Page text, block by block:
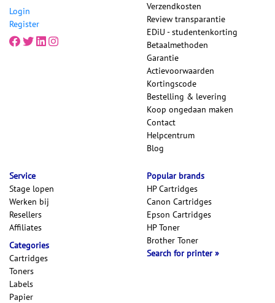
Login
Register
Verzendkosten
Review transparantie
EDiU - studentenkorting
Betaalmethoden
Garantie
Actievoorwaarden
Kortingscode
Bestelling & levering
Koop ongedaan maken
Contact
Helpcentrum
Blog
Service
Stage lopen
Werken bij
Resellers
Affiliates
Categories
Cartridges
Toners
Labels
Papier
Popular brands
HP Cartridges
Canon Cartridges
Epson Cartridges
HP Toner
Brother Toner
Search for printer